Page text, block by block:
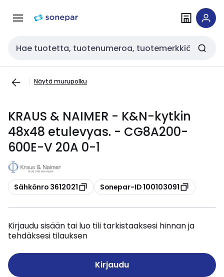
navigointiinsisältöön
Haku
Näytä murupolku
KRAUS & NAIMER - K&N-kytkin
48x48 etulevyas. - CG8A200-
600E-V 20A 0-1
Kopioi
Sähkönro 3612021 Kopioi
Sonepar-ID 100103091
Kirjaudu sisään tai luo tili tarkistaaksesi hinnan ja
tehdäksesi tilauksen
Kirjaudu